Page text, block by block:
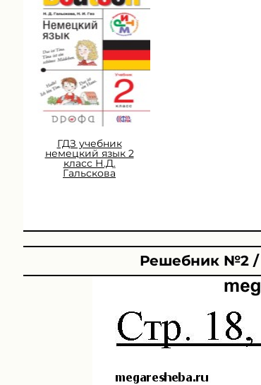
ГДЗ учебник
немецкий язык 2
класс Н.Д.
Гальскова
Решебник №2 /